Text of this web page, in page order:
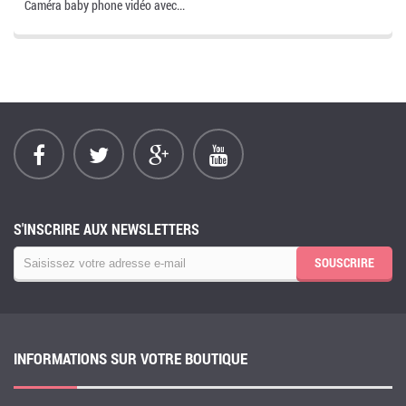
Caméra baby phone vidéo avec...
S'INSCRIRE AUX NEWSLETTERS
SOUSCRIRE
INFORMATIONS SUR VOTRE BOUTIQUE